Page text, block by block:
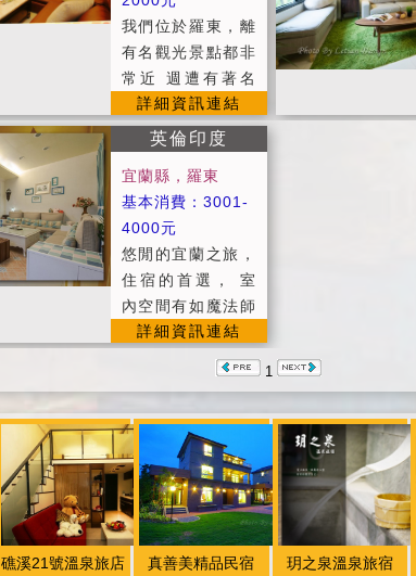
春節期間 ※ 週一
至週四，4房即可
包棟 ※ 提供不怕
下雨的烤肉場地。
平日住宿者早餐為
包子.饅頭 / 三明
治(二擇一)，假日
住宿者早餐為包
子.饅頭 / 三明治 /
稀飯 (三擇一) ※
主人房，為方便主
人管理和莊及招待
來賓用。
點以後，退房時間
為上午11點以前。
●新館 進房時間為
下午4點以後，退
房時間為上午12點
以前。 ●住宿當日
客房保留到下午6
點，如果會晚到請
事先通知我們，我
們會為您保留房
間。 ●為享受夜晚
的寧靜，在晚上 1
0點過後，請降低
音量。 ●請勿攜帶
違者本堡 將無條
件取消您的住宿訂
房並將只退還全額
房價50%。 ●住宿
時，請記得出示您
的國民身份證以便
我們辦理登記。 ●
九間房間) ※歡迎
包棟，學生包棟另
有優惠 ｛貼心叮
嚀｝ ■進房時間:
下午3:00後/退房
時間:上午11:00前
。 ■平日：週日 ~
週五。 ■假日：週
六 、連續假日 /
定價：農曆春節
。 ■煩請於入住日
當天下午17:00以
前來電確認進房時
間，以便為您保留
客房。 ■如遇不可
情而無法前來，務
必盡早來電告知，
以便將您的入住日
期延期、取消或訂
金全退。 ■宿全面
禁止吸煙，請勿攜
我們位於羅東，離
有名觀光景點都非
常近 週遭有著名
的羅東林場與羅東
運動公園 大概3-5
分即可到達 美食
的部份 羅東觀光
夜市也約5-8分就
可到達 除了交通
便利外，網羅吃喝
玩樂路線 讓您來
宜蘭的假期有個美
好的回憶！
詳細資訊連結
英倫印度
宜蘭縣，羅東
基本消費：3001-
4000元
悠閒的宜蘭之旅，
住宿的首選， 室
內空間有如魔法師
般，充滿著異國風
情， 超大的專屬
子一同來入住，
臨近冬山親水公園
及火車站，交通十
分便利， 值得你
重遊舊地的好所
在， 英倫印度歡
迎各位旅人的到
詳細資訊連結
1
礁溪21號溫泉旅店 真善美精品民宿 玥之泉溫泉旅宿